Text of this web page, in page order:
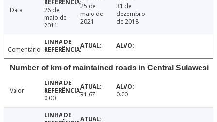
Data
26 de
maio de
2011
25 de
maio de
2021
31 de
dezembro
de 2018
Comentário
Number of km of maintained roads in Central Sulawesi
Valor
0.00
31.67 0.00